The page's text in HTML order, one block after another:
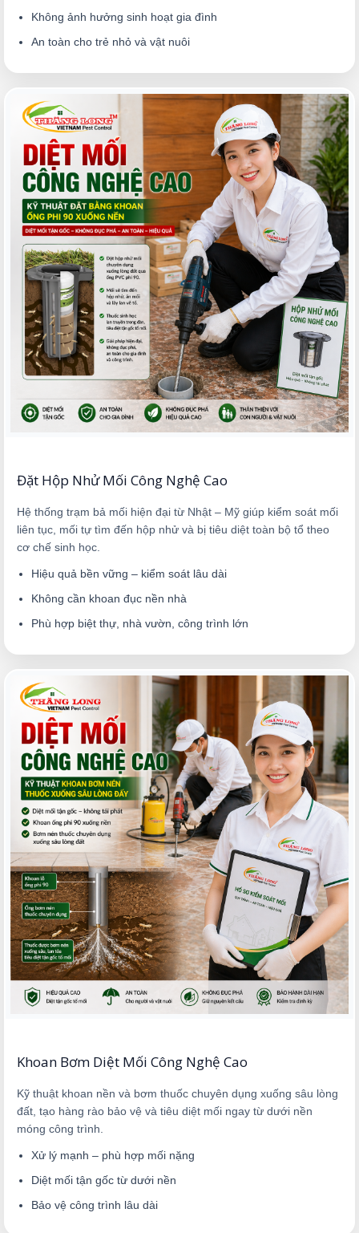
Không ảnh hưởng sinh hoạt gia đình
An toàn cho trẻ nhỏ và vật nuôi
Đặt Hộp Nhử Mối Công Nghệ Cao
Hệ thống trạm bả mối hiện đại từ Nhật – Mỹ giúp kiểm soát mối
liên tục, mối tự tìm đến hộp nhử và bị tiêu diệt toàn bộ tổ theo
cơ chế sinh học.
Hiệu quả bền vững – kiểm soát lâu dài
Không cần khoan đục nền nhà
Phù hợp biệt thự, nhà vườn, công trình lớn
Khoan Bơm Diệt Mối Công Nghệ Cao
Kỹ thuật khoan nền và bơm thuốc chuyên dụng xuống sâu lòng
đất, tạo hàng rào bảo vệ và tiêu diệt mối ngay từ dưới nền
móng công trình.
Xử lý mạnh – phù hợp mối nặng
Diệt mối tận gốc từ dưới nền
Bảo vệ công trình lâu dài